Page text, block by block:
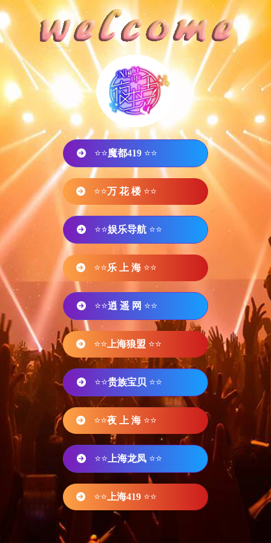
⭐⭐魔都419 ⭐⭐
⭐⭐万 花 楼 ⭐⭐
⭐⭐娱乐导航 ⭐⭐
⭐⭐乐 上 海 ⭐⭐
⭐⭐逍 遥 网 ⭐⭐
⭐⭐ 上海狼盟 ⭐⭐
⭐⭐贵族宝贝 ⭐⭐
⭐⭐夜 上 海 ⭐⭐
⭐⭐ 上海龙凤 ⭐⭐
⭐⭐ 上海419 ⭐⭐